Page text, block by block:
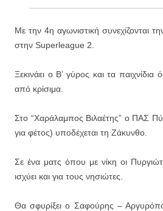
Εγγραφείτε στο κανάλι μας
Εγγραφείτε στις
Με την 4η αγωνιστική συνεχίζονται
στην Superleague 2.
Ξεκινάει ο Β’ γύρος και τα
από κρίσιμα.
Στο “Χαράλαμπος Βιλαέτης” ο ΠΑΣ
για φέτος) υποδέχεται τη Ζάκυνθο.
Σε ένα ματς όπου με νίκη οι
ισχύει και για τους νησιώτες.
Θα σφυρίξει ο Σαφούρης –